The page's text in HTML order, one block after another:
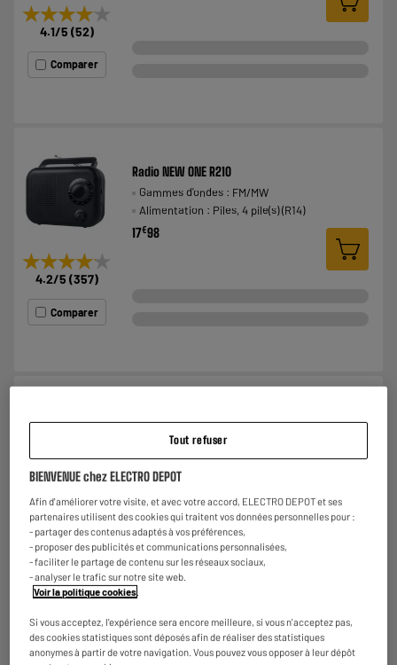
★★★★★
★★★★★
4.1/5 (52)
Comparer
★★★★★
★★★★★
4.2/5 (357)
Comparer
Radio NEW ONE R210
Gammes d'ondes : FM/MW
Alimentation : Piles, 4 pile(s) (R14)
17€98
★★★★★
★★★★★
4.5/5(40)
Comparer
Radio LEDWOOD ALMA Vintage Bleue
Gammes d'ondes : FM
Alimentation : Batterie
24 € 98
Tout refuser
BIENVENUE chez ELECTRO DEPOT
Afin d'améliorer votre visite, et avec votre accord, ELECTRO DEPOT et ses
partenaires utilisent des cookies qui traitent vos données personnelles pour :
- partager des contenus adaptés à vos préférences,
- proposer des publicités et communications personnalisées,
- faciliter le partage de contenu sur les réseaux sociaux,
- analyser le trafic sur notre site web.
Voir la politique cookies
Si vous acceptez, l'expérience sera encore meilleure, si vous n'acceptez pas,
des cookies statistiques sont déposés afin de réaliser des statistiques
anonymes à partir de votre navigation. Vous pouvez vous opposer à leur dépôt